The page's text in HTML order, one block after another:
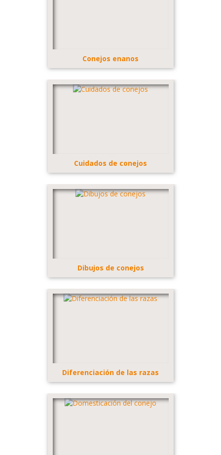
Conejos enanos
Cuidados de conejos
Dibujos de conejos
Diferenciación de las razas